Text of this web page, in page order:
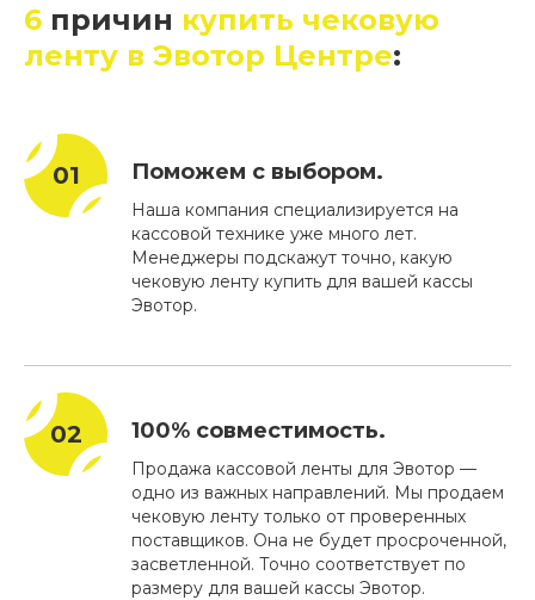
6 причин купить чековую
ленту в Эвотор Центре:
Поможем с выбором.
Наша компания специализируется на
кассовой технике уже много лет.
Менеджеры подскажут точно, какую
чековую ленту купить для вашей кассы
Эвотор.
100% совместимость.
Продажа кассовой ленты для Эвотор —
одно из важных направлений. Мы продаем
чековую ленту только от проверенных
поставщиков. Она не будет просроченной,
засветленной. Точно соответствует по
размеру для вашей кассы Эвотор.